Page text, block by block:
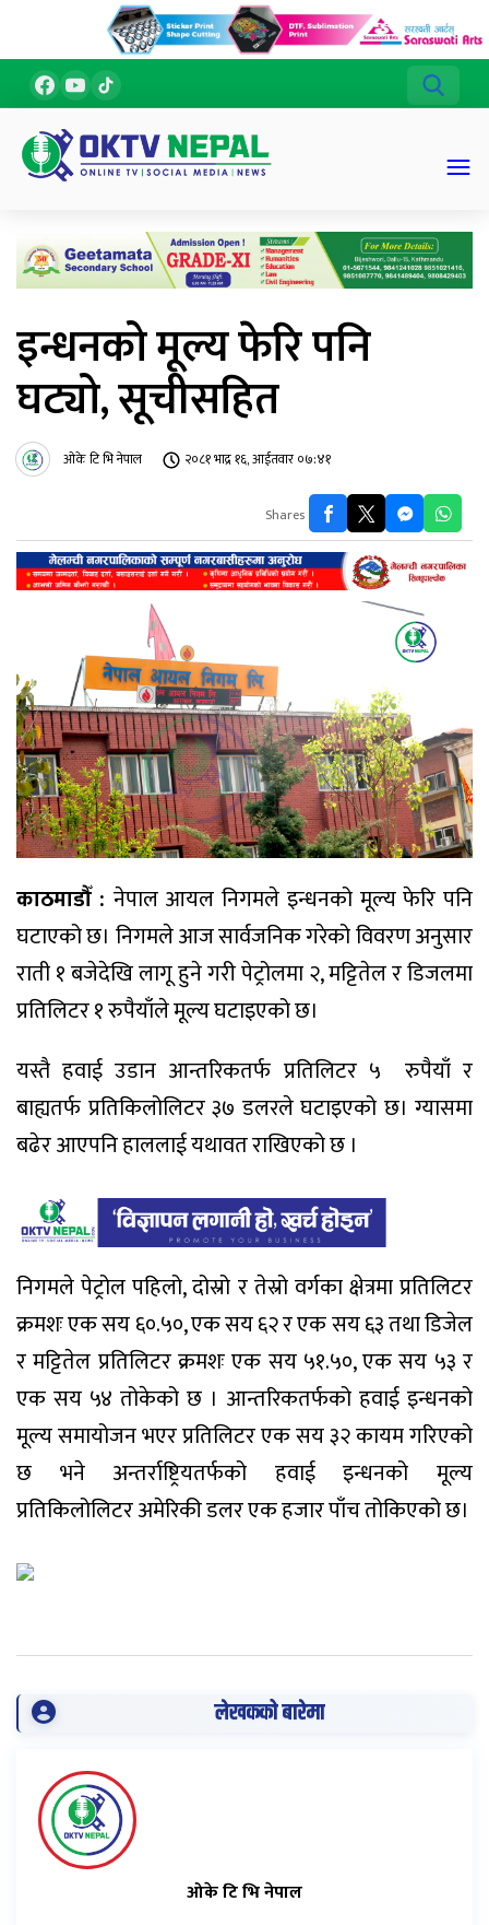
इन्धनको मूल्य फेरि पनि
घट्यो, सूचीसहित
ओके टि भि नेपाल २०८१ भाद्र १६, आईतवार ०७:४१
Shares
काठमाडौँ : नेपाल आयल निगमले इन्धनको मूल्य फेरि पनि
घटाएको छ। निगमले आज सार्वजनिक गरेको विवरण अनुसार
राती १ बजेदेखि लागू हुने गरी पेट्रोलमा २, मट्टितेल र डिजलमा
प्रतिलिटर १ रुपैयाँले मूल्य घटाइएको छ।
यस्तै हवाई उडान आन्तरिकतर्फ प्रतिलिटर ५ रुपैयाँ र
बाह्यतर्फ प्रतिकिलोलिटर ३७ डलरले घटाइएको छ। ग्यासमा
बढेर आएपनि हाललाई यथावत राखिएको छ ।
निगमले पेट्रोल पहिलो, दोस्रो र तेस्रो वर्गका क्षेत्रमा प्रतिलिटर
क्रमशः एक सय ६०.५०, एक सय ६२ र एक सय ६३ तथा डिजेल
र मट्टितेल प्रतिलिटर क्रमशः एक सय ५१.५०, एक सय ५३ र
एक सय ५४ तोकेको छ । आन्तरिकतर्फको हवाई इन्धनको
मूल्य समायोजन भएर प्रतिलिटर एक सय ३२ कायम गरिएको
छ भने अन्तर्राष्ट्रियतर्फको हवाई इन्धनको मूल्य
प्रतिकिलोलिटर अमेरिकी डलर एक हजार पाँच तोकिएको छ।
लेखकको बारेमा
ओके टि भि नेपाल